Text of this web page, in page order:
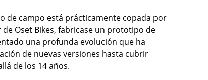
de campo está prácticamente copada por
Oset Bikes, fabricase un prototipo de
una profunda evolución que ha
de nuevas versiones hasta cubrir
de los 14 años.